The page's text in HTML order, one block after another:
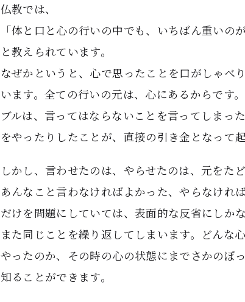
仏教では、
「体と口と心の行いの中でも、いちばん重いの
と教えられています。
なぜかというと、心で思ったことを口がしゃべ
います。全ての行いの元は、心にあるからです
ブルは、言ってはならないことを言ってしまっ
をやったりしたことが、直接の引き金となって起
しかし、言わせたのは、やらせたのは、元をた
あんなこと言わなければよかった、やらなけれ
だけを問題にしていては、表面的な反省にしかな
また同じことを繰り返してしまいます。どんな
やったのか、その時の心の状態にまでさかのぼ
知ることができます。